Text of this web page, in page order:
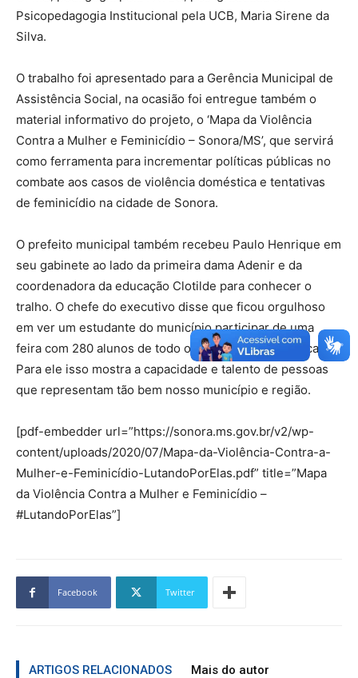
Psicopedagogia Institucional pela UCB, Maria Sirene da
Silva.
O trabalho foi apresentado para a Gerência Municipal de
Assistência Social, na ocasião foi entregue também o
material informativo do projeto, o ‘Mapa da Violência
Contra a Mulher e Feminicídio – Sonora/MS’, que servirá
como ferramenta para incrementar políticas públicas no
combate aos casos de violência doméstica e tentativas
de feminicídio na cidade de Sonora.
O prefeito municipal também recebeu Paulo Henrique em
seu gabinete ao lado da primeira dama Adenir e da
coordenadora da educação Clotilde para conhecer o
tralho. O chefe do executivo disse que ficou orgulhoso
em ver um estudante do município participar de uma
feira com 280 alunos de todo o Brasil e ser o 1ºcolocado.
Para ele isso mostra a capacidade e talento de pessoas
que representam tão bem nosso município e região.
[pdf-embedder url=”https://sonora.ms.gov.br/v2/wp-
content/uploads/2020/07/Mapa-da-Violência-Contra-a-
Mulher-e-Feminicídio-LutandoPorElas.pdf” title=”Mapa
da Violência Contra a Mulher e Feminicídio –
#LutandoPorElas”]
Facebook Twitter
ARTIGOS RELACIONADOS Mais do autor